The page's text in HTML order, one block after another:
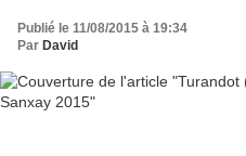
Publié le 11/08/2015 à 19:34
Par David